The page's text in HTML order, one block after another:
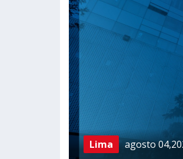
Lima agosto